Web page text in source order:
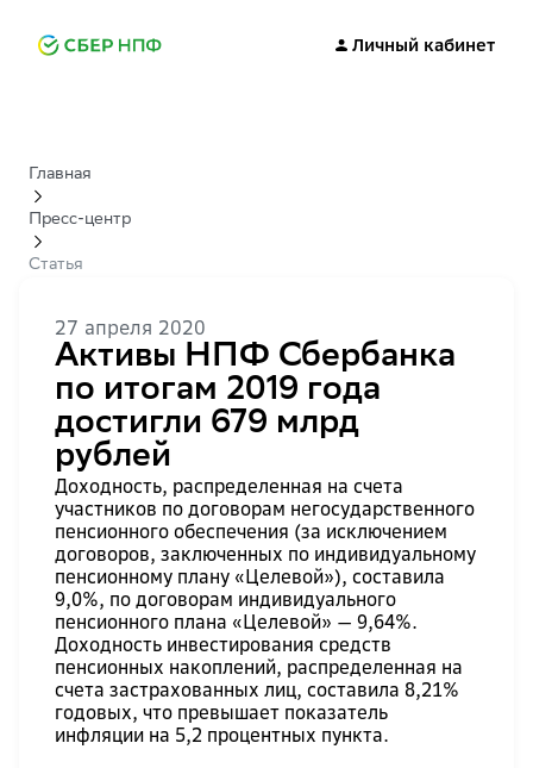
Личный кабинет
Главная
Пресс-центр
Статья
27 апреля 2020
Активы НПФ Сбербанка
по итогам 2019 года
достигли 679 млрд
рублей
Доходность, распределенная на счета
участников по договорам негосударственного
пенсионного обеспечения (за исключением
договоров, заключенных по индивидуальному
пенсионному плану «Целевой»), составила
9,0%, по договорам индивидуального
пенсионного плана «Целевой» — 9,64%.
Доходность инвестирования средств
пенсионных накоплений, распределенная на
счета застрахованных лиц, составила 8,21%
годовых, что превышает показатель
инфляции на 5,2 процентных пункта.